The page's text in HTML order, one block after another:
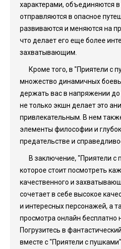
характерами, объединяются
отправляются в опасное
развиваются и меняются на
что делает его еще более
захватывающим.
Кроме того, в "Приятели с
множество динамичных
держать вас в напряжении
не только экшн делает это
привлекательным. В нем
элементы философии и
предательстве и
В заключение, "Приятели с
которое стоит посмотреть
качественного и
сочетает в себе высокое
и интересных персонажей, а
просмотра онлайн бесплатно
Погрузитесь в
вместе с "Приятели с